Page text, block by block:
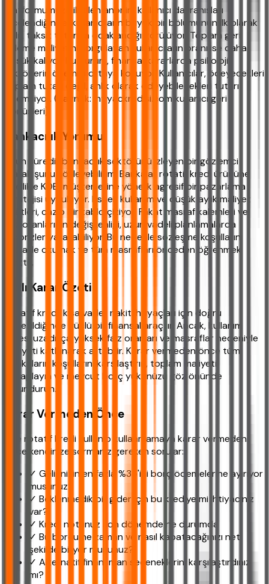
Platformumuza iletilen anonim kullanıcı davranışları
incelendiğinde, kullanıcıların büyük bir bölümünün ilk olarak
aylık taksit tutarına odaklandığı görülüyor. Toplam geri
ödeme maliyetini sorgulayan kullanıcıların oranı ise daha
düşük kalıyor. Bu durum, finansal kararlarda psikolojik
faktörlerin önemini ortaya koyuyor. Kullanıcılar, ödeyecekleri
toplam tutarı değil, anlık olarak ödeyebilecekleri tutarı
önemsiyor. (Kaynak: ihtiyackredisi.com kullanıcı geri
dönüşleri)
Bankacılık Yorumu
Uzun süredir bankacılık sektörünü izleyen bir gözlemci
olarak şunu söyleyebilirim: Bankalar rotatif kredi ürününe
özellikle KOBİ müşterilerine yönelik agresif bir pazarlama
stratejisi uyguluyor. Esnek kullanım ve düşük aylık maliyet
vaatleri, cazip bir tablo çiziyor. Fakat masraf kalemleri ve
faiz oranlarının değişkenliği, uzun vadeli planlamalarda
sürprizler yaratabiliyor. Bu nedenle sözleşme koşullarını
dikkatle okumak ve tüm masrafları önceden öğrenmek
şarttır.
Hızlı Karar Özeti
Rotatif kredi, kısa vadeli nakit ihtiyaçları için doğru
yönetildiğinde güçlü bir finansal araçtır. Ancak, kullanım
süresi uzadıkça yüksek faiz oranları ve masraflar nedeniyle
maliyeti katlanarak artabilir. Karar vermeden önce tüm
bankaların koşullarını karşılaştırın, toplam maliyeti
hesaplayın ve mevcut borç yükünüzü göz önünde
bulundurun.
Karar Vermeden Önce
İşte rotatif kredi kullanıp kullanmamaya karar vermeden
önce kendinize sormanız gereken sorular:
✓ Gelirinizin en fazla %35'ini borç ödemelerine ayırıyor
musunuz?
✓ Beklenmedik bir gider için bu krediye mi ihtiyacınız
var?
✓ Kredi notunuz son dönemde ne durumda
✓ Bu borcu ne zaman ve nasıl kapatacağınızı net
şekilde biliyor musunuz?
✓ Alternatif finansman seçeneklerini karşılaştırdınız
mı?